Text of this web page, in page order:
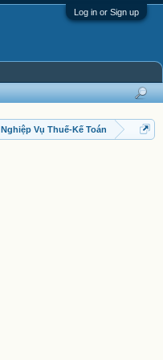
Log in or Sign up
Nghiệp Vụ Thuế-Kế Toán